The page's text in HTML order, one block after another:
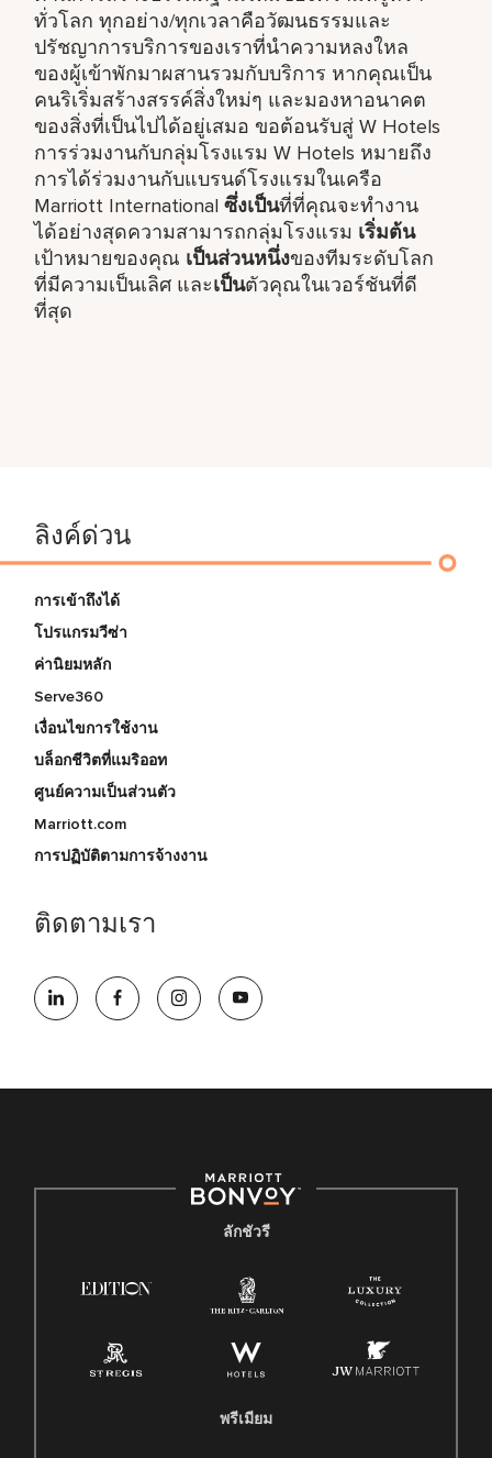
ทั่วโลก ทุกอย่าง/ทุกเวลาคือวัฒนธรรมและ
ปรัชญาการบริการของเราที่นำความหลงใหล
ของผู้เข้าพักมาผสานรวมกับบริการ หากคุณเป็น
คนริเริ่มสร้างสรรค์สิ่งใหม่ๆ และมองหาอนาคต
ของสิ่งที่เป็นไปได้อยู่เสมอ ขอต้อนรับสู่ W Hotels
การร่วมงานกับกลุ่มโรงแรม W Hotels หมายถึง
การได้ร่วมงานกับแบรนด์โรงแรมในเครือ
Marriott Internationalซึ่งเป็นที่ที่คุณจะทำงาน
ได้อย่างสุดความสามารถกลุ่มโรงแรม เริ่มต้น
เป้าหมายของคุณ เป็นส่วนหนึ่งของทีมระดับโลก
ที่มีความเป็นเลิศ และเป็นตัวคุณในเวอร์ชันที่ดี
ที่สุด
ลิงค์ด่วน
การเข้าถึงได้
โปรแกรมวีซ่า
ค่านิยมหลัก
Serve360
เงื่อนไขการใช้งาน
บล็อกชีวิตที่แมริออท
ศูนย์ความเป็นส่วนตัว
Marriott.com
การปฏิบัติตามการจ้างงาน
ติดตามเรา
ลักชัวรี
พรีเมียม